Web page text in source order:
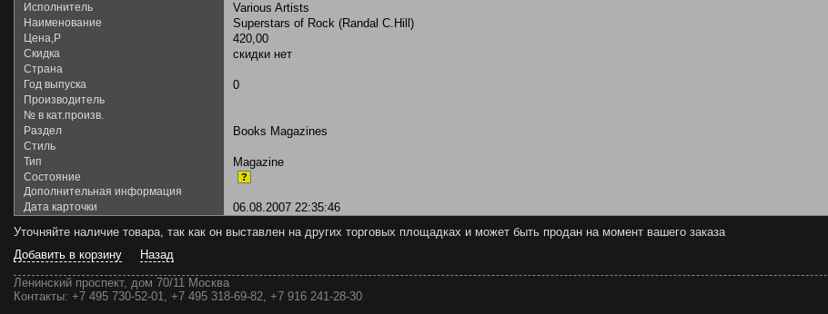
Исполнитель Various Artists
Наименование Superstars of Rock (Randal C.Hill)
Цена,Р 420,00
Скидка скидки нет
Страна
Год выпуска
0
Производитель
№ в кат.произв.
Раздел
Books Magazines
Стиль
Тип
Magazine
Состояние ?
Дополнительная информация
Дата карточки
06.08.2007 22:35:46
Уточняйте наличие товара, так как он выставлен на других торговых площадках и может быть продан на момент вашего заказа
Добавить в корзину
Назад
Ленинский проспект, дом 70/11 Москва
Контакты: +7 495 730-52-01, +7 495 318-69-82, +7 916 241-28-30